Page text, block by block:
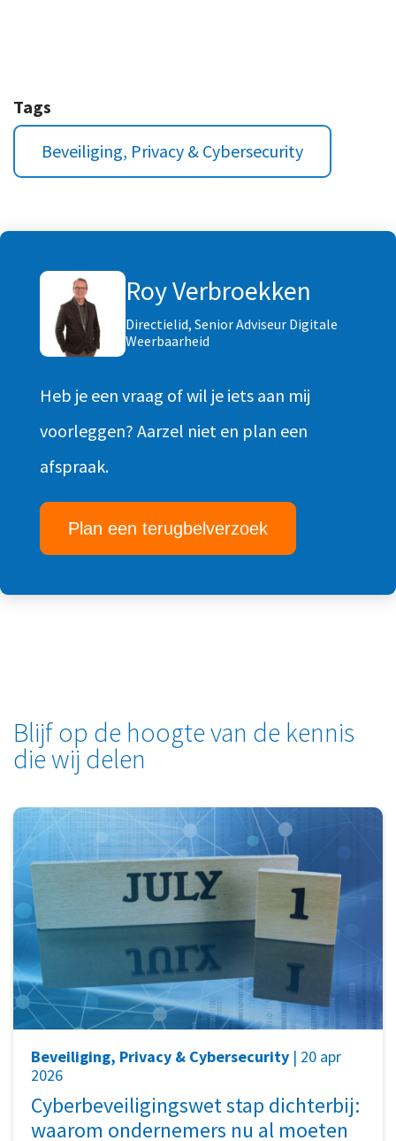
Tags
Beveiliging, Privacy & Cybersecurity
Roy Verbroekken
Directielid, Senior Adviseur Digitale
Weerbaarheid
Heb je een vraag of wil je iets aan mij
voorleggen? Aarzel niet en plan een
afspraak.
Plan een terugbelverzoek
Blijf op de hoogte van de kennis
die wij delen
Beveiliging, Privacy & Cybersecurity | 20 apr
2026
Cyberbeveiligingswet stap dichterbij:
waarom ondernemers nu al moeten